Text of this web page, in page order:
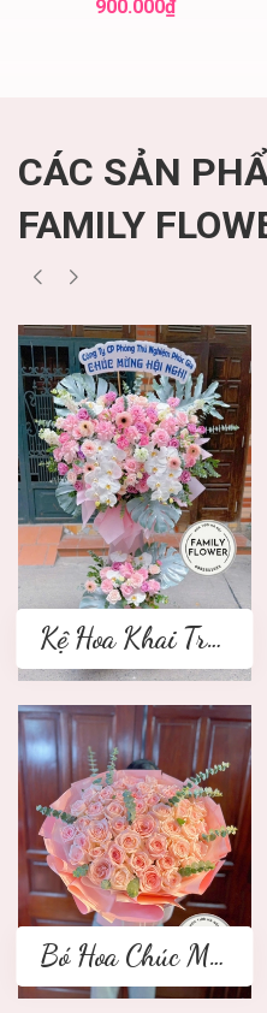
900.000₫
CÁC SẢN
FAMILY
Kệ Hoa Khai Trương 2 tầng
Bó Hoa Chúc Mừng